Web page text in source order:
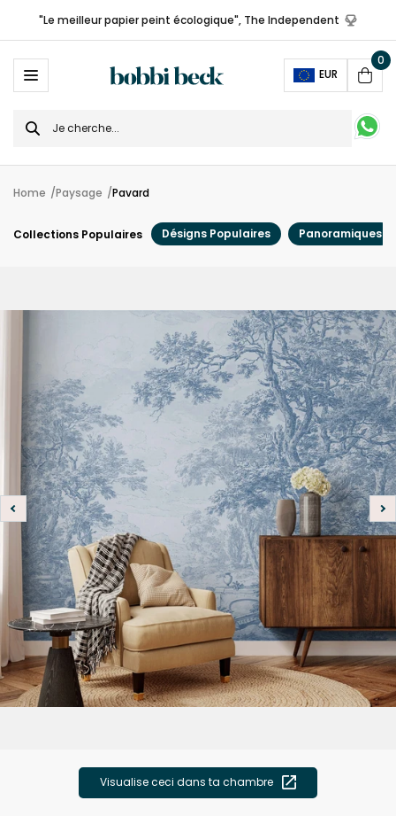
"Le meilleur papier peint écologique", The Independent
EUR
Cart
0
Search
for
Home Paysage Pavard
Collections Populaires Désigns Populaires Panoramiques
Visualise ceci dans ta chambre